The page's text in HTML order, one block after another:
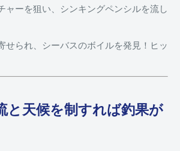
ャーを狙い、シンキングペンシルを流し
せられ、シーバスのボイルを発見！ヒッ
と天候を制すれば釣果が